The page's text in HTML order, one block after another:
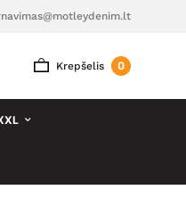
Krepšelis 0